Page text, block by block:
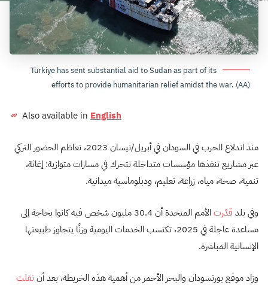
Türkiye has sent substantial aid to Sudan as part of its
efforts to provide humanitarian relief amidst the war. (AA)
Also available in English
منذ اندلاع الحرب في السودان في أبريل/نيسان 2023، تعاظم الحضور التركي
عبر مشاريع تنفذها مؤسسات متداخلة تتحرك في مسارات متوازية: إغاثة،
تنمية، صحة، مياه، زراعة، تعليم، ودبلوماسية ميدانية.
وفي بلد قدّرت
الأمم المتحدة أن 30.4 مليون شخص فيه كانوا بحاجة إلى
مساعدة عاجلة في 2025، تكتسب الخدمات اليومية وزنًا يتجاوز طبيعتها
الإنسانية المباشرة.
وزاد موقع بورتسودان والبحر الأحمر من أهمية هذه الخريطة، بعد أن نقلت